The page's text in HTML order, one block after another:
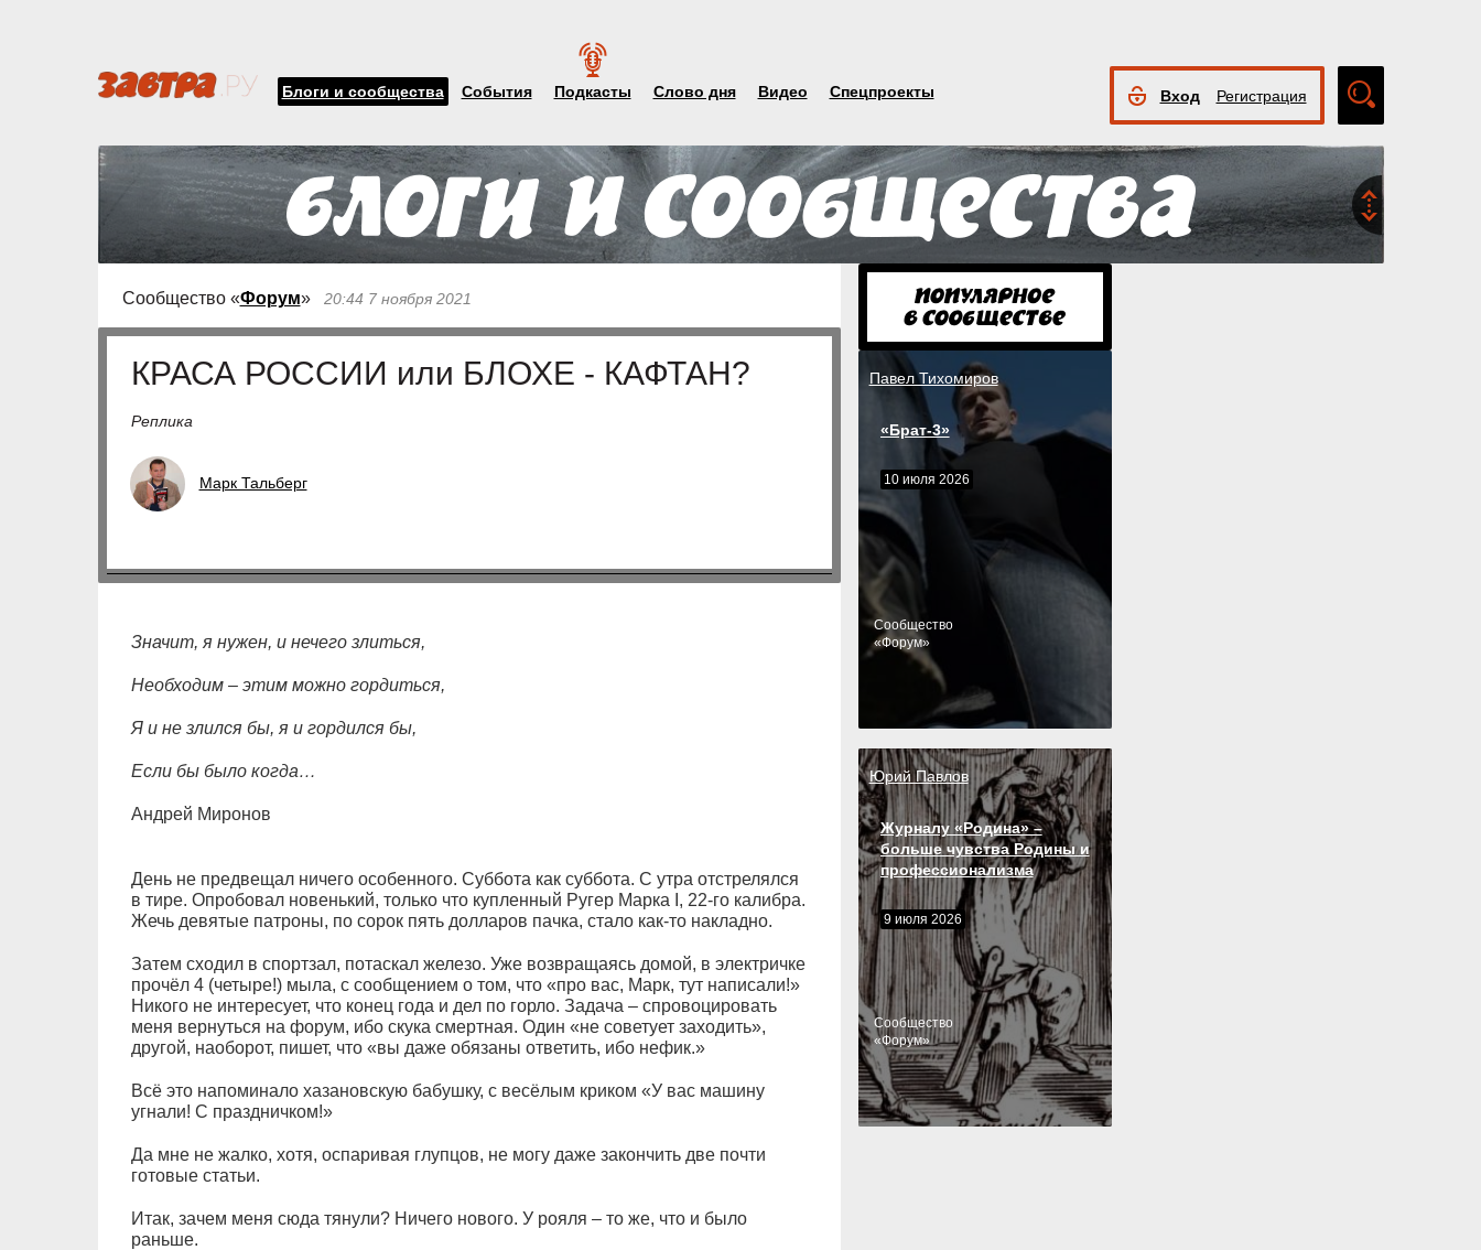
Блоги и сообщества События Подкасты Слово дня Видео Спецпроекты Вход Регистрация
поиск
Сообщество «Форум» 20:44 7 ноября 2021
КРАСА РОССИИ или БЛОХЕ - КАФТАН?
Реплика
Марк Тальберг
Значит, я нужен, и нечего злиться,
Необходим – этим можно гордиться,
Я и не злился бы, я и гордился бы,
Если бы было когда…
Андрей Миронов
День не предвещал ничего особенного. Суббота как суббота. С утра отстрелялся
в тире. Опробовал новенький, только что купленный Ругер Марка I, 22-го калибра.
Жечь девятые патроны, по сорок пять долларов пачка, стало как-то накладно.
Затем сходил в спортзал, потаскал железо. Уже возвращаясь домой, в электричке
прочёл 4 (четыре!) мыла, с сообщением о том, что «про вас, Марк, тут написали!»
Никого не интересует, что конец года и дел по горло. Задача – спровоцировать
меня вернуться на форум, ибо скука смертная. Один «не советует заходить»,
другой, наоборот, пишет, что «вы даже обязаны ответить, ибо нефик.»
Всё это напоминало хазановскую бабушку, с весёлым криком «У вас машину
угнали! С праздничком!»
Да мне не жалко, хотя, оспаривая глупцов, не могу даже закончить две почти
готовые статьи.
Итак, зачем меня сюда тянули? Ничего нового. У рояля – то же, что и было
раньше.
Павел Тихомиров
«Брат-3»
10 июля 2026
Cообщество
«Форум»
Юрий Павлов
Журналу «Родина» –
больше чувства Родины и
профессионализма
9 июля 2026
Cообщество
«Форум»